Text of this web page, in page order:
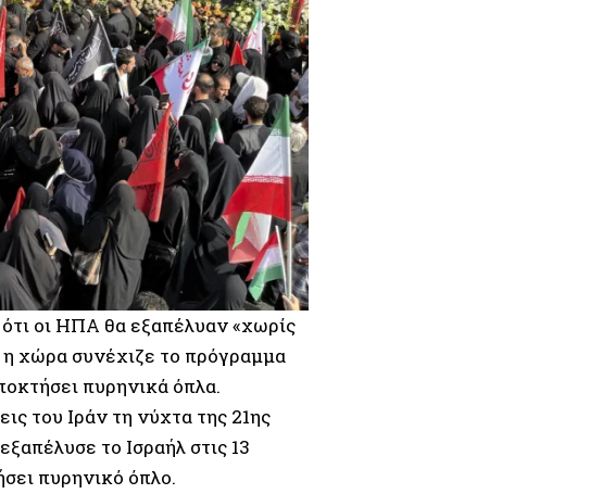
οι ΗΠΑ θα εξαπέλυαν «χωρίς
η χώρα συνέχιζε το πρόγραμμα
πυρηνικά όπλα.
του Ιράν τη νύχτα της 21ης
το Ισραήλ στις 13
πυρηνικό όπλο.